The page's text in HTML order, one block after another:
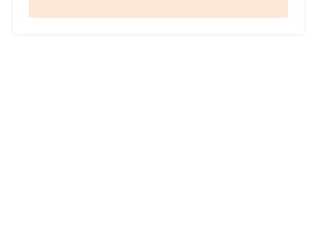
La sociedadAceites El Condado Sociedad Limitada